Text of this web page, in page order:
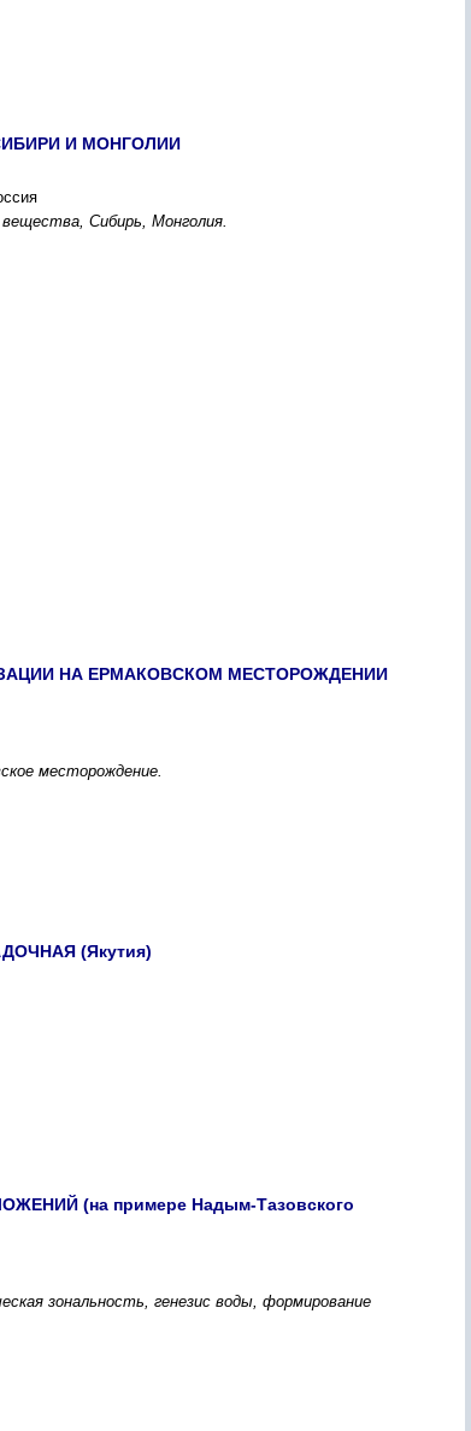
И МОНГОЛИИ
Cибиpь, Монголия.
НА ЕPМАКОВCКОМ МЕCТОPОЖДЕНИИ
меcтоpождение.
(Якутия)
(на пpимеpе Надым-Тазовcкого
зональноcть, генезиc воды, фоpмиpование